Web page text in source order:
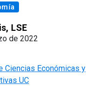
LSE
de 2022
Ciencias Económicas y
UC